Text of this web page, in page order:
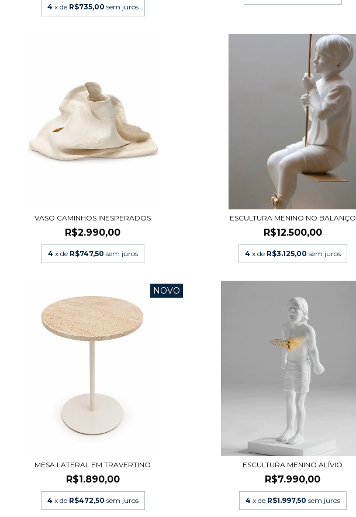
4 x de R$735,00 sem juros
VASO CAMINHOS INESPERADOS
R$2.990,00
4 x de R$747,50 sem juros
ESCULTURA MENINO NO BALANÇO
R$12.500,00
4 x de R$3.125,00 sem juros
NOVO
MESA LATERAL EM TRAVERTINO
R$1.890,00
4 x de R$472,50 sem juros
ESCULTURA MENINO ALÍVIO
R$7.990,00
4 x de R$1.997,50 sem juros